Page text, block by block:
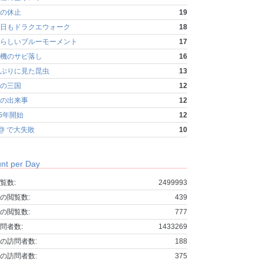
休止
19
もドラクエウォーク
18
しいブルーモーメント
17
のサビ落し
16
りに見た昆虫
13
三国
12
出来事
12
年開始
12
で大失敗
10
per Day
2499993
数:
439
閲覧数:
777
閲覧数:
1433269
者数:
188
訪問者数:
375
訪問者数: